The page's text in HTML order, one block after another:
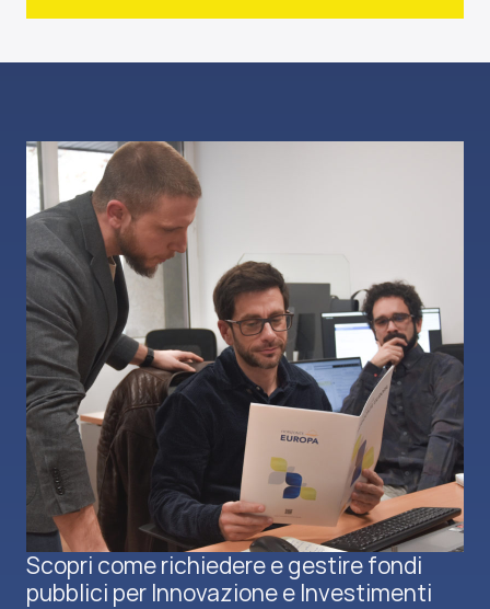
Scopri come richiedere e gestire fondi
pubblici per Innovazione e Investimenti